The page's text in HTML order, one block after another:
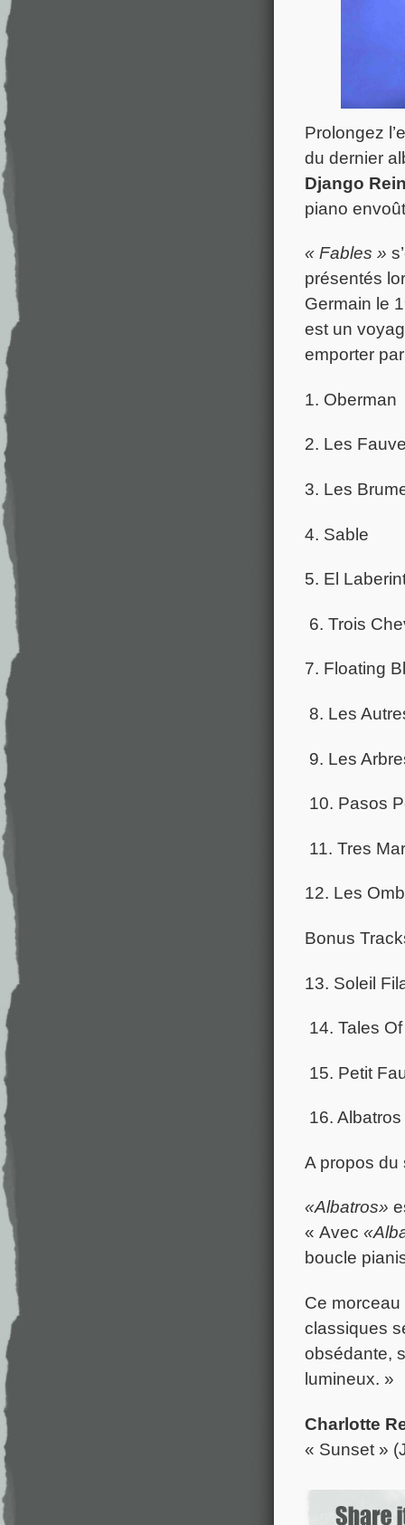
Prolongez
du dernier
Django
piano
« Fables »
présentés
Germain le
est un
emporter
1. Oberman
2. Les
3. Les
4. Sable
5. El
6. Trois
7. Floating
8. Les
9. Les
10. Pasos
11. Tres
12. Les
Bonus
13. Soleil
14. Tales
15. Petit
16. Albatros
A propos
«Albatros»
« Avec
boucle
Ce
classiques
obsédante,
lumineux. »
Charlotte
« Sunset »